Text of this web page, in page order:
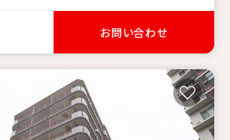
お問い合わせ